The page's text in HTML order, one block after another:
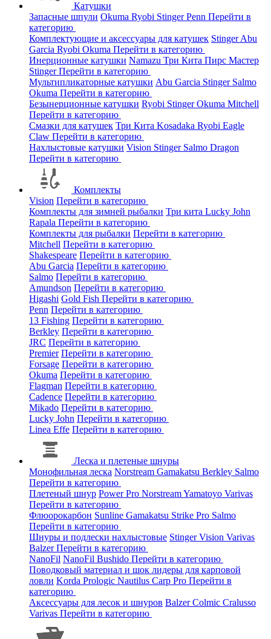
Катушки
Запасные шпули Okuma Ryobi StingerPenn Перейти в
категорию
Комплектующие и аксессуары для катушек StingerAbu
Garcia Ryobi Okuma Перейти в категорию
Инерционные катушки Namazu Три Кита Пирс Мастер
StingerПерейти в категорию
Мультипликаторные катушки Abu Garcia Stinger Salmo
Okuma Перейти в категорию
Безынерционные катушки Ryobi StingerOkuma Mitchell
Перейти в категорию
Смазки для катушек Три Кита Kosadaka Ryobi Eagle
Claw Перейти в категорию
Нахлыстовые катушки Vision Stinger Salmo Dragon
Перейти в категорию
Комплекты
Vision Перейти в категорию
Комплекты для зимней рыбалки Три кита Lucky John
Rapala Перейти в категорию
Комплекты для рыбалки Перейти в категорию
Mitchell Перейти в категорию
Shakespeare Перейти в категорию
Abu Garcia Перейти в категорию
Salmo Перейти в категорию
Amundson Перейти в категорию
Higashi Gold Fish Перейти в категорию
Penn Перейти в категорию
13 Fishing Перейти в категорию
Berkley Перейти в категорию
JRC Перейти в категорию
Premier Перейти в категорию
Forsage Перейти в категорию
Okuma Перейти в категорию
Flagman Перейти в категорию
Cadence Перейти в категорию
Mikado Перейти в категорию
Lucky John Перейти в категорию
Linea Effe Перейти в категорию
Леска и плетеные шнуры
Монофильная леска Norstream Gamakatsu Berkley Salmo
Перейти в категорию
Плетеный шнур Power Pro NorstreamYamatoyo Varivas
Перейти в категорию
Флюорокарбон Sunline Gamakatsu Strike Pro Salmo
Перейти в категорию
Шнуры и подлески нахлыстовые StingerVision Varivas
BalzerПерейти в категорию
NanoFil NanoFil Bushido Перейти в категорию
Поводковый материал и шок лидеры для карповой
ловли Korda Prologic Nautilus Carp Pro Перейти в
категорию
Аксессуары для лесок и шнуров BalzerColmic Cralusso
Varivas Перейти в категорию